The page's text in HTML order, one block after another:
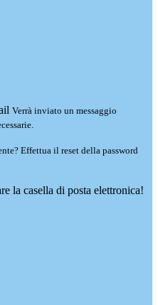
Verrà inviato un messaggio
Effettua il reset della password
la casella di posta elettronica!